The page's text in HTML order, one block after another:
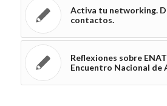
Activa tu networking.
contactos.
Reflexiones sobre
Encuentro Nacional de